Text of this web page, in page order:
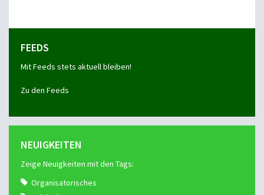
FEEDS
Mit Feeds stets aktuell bleiben!
Zu den Feeds
NEUIGKEITEN
Zeige Neuigkeiten mit den Tags:
Organisatorisches